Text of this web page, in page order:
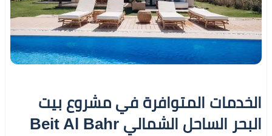
الخدمات المتوافرة في مشروع بيت
البحر الساحل الشمالي Beit Al Bahr